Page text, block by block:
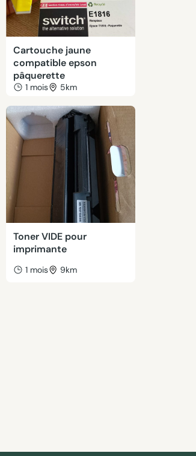
Cartouche jaune
compatible epson
pâquerette
1 mois 5km
Toner VIDE pour
imprimante
1 mois 9km